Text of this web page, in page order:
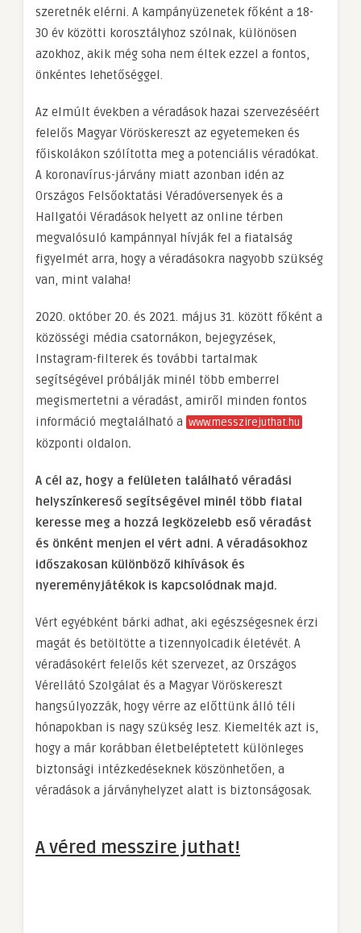
szeretnék elérni. A kampányüzenetek főként a 18-
30 év közötti korosztályhoz szólnak, különösen
azokhoz, akik még soha nem éltek ezzel a fontos,
önkéntes lehetőséggel.
Az elmúlt években a véradások hazai szervezéséért
felelős Magyar Vöröskereszt az egyetemeken és
főiskolákon szólította meg a potenciális véradókat.
A koronavírus-járvány miatt azonban idén az
Országos Felsőoktatási Véradóversenyek és a
Hallgatói Véradások helyett az online térben
megvalósuló kampánnyal hívják fel a fiatalság
figyelmét arra, hogy a véradásokra nagyobb szükség
van, mint valaha!
2020. október 20. és 2021. május 31. között főként a
közösségi média csatornákon, bejegyzések,
Instagram-filterek és további tartalmak
segítségével próbálják minél több emberrel
megismertetni a véradást, amiről minden fontos
információ megtalálható a www.messzirejuthat.hu
központi oldalon.
A cél az, hogy a felületen található véradási
helyszínkereső segítségével minél több fiatal
keresse meg a hozzá legközelebb eső véradást
és önként menjen el vért adni. A véradásokhoz
időszakosan különböző kihívások és
nyereményjátékok is kapcsolódnak majd.
Vért egyébként bárki adhat, aki egészségesnek érzi
magát és betöltötte a tizennyolcadik életévét. A
véradásokért felelős két szervezet, az Országos
Vérellátó Szolgálat és a Magyar Vöröskereszt
hangsúlyozzák, hogy vérre az előttünk álló téli
hónapokban is nagy szükség lesz. Kiemelték azt is,
hogy a már korábban életbeléptetett különleges
biztonsági intézkedéseknek köszönhetően, a
véradások a járványhelyzet alatt is biztonságosak.
A véred messzire juthat!